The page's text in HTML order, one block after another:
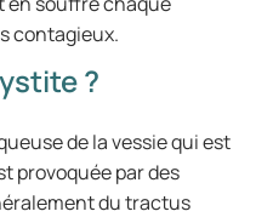
contagieux.
?
de la vessie qui est
provoquée par des
du tractus